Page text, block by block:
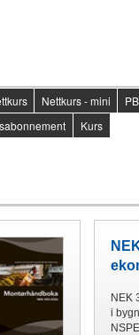
Nettkurs - mini
Kurs
NEK
i